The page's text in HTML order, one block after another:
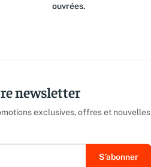
ouvrées.
newsletter
exclusives, offres et nouvelles